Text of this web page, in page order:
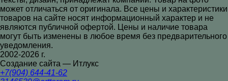
может отличаться от оригинала. Все цены и характеристики
товаров на сайте носят информационный характер и не
являются публичной офертой. Цены и наличие товара
могут быть изменены в любое время без предварительного
уведомления.
2002-2026 г.
Создание сайта — Итлукс
+7(904) 644-41-62